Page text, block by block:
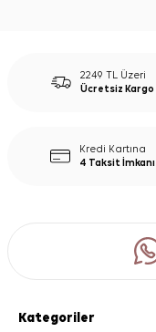
2249 TL Üzeri
Ücretsiz Kargo
Kredi Kartına
4 Taksit İmkanı
Kategoriler